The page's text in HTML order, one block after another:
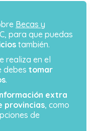
Becas y
para que puedas
también.
realiza en el
debes tomar
.
extra
provincias, como
de